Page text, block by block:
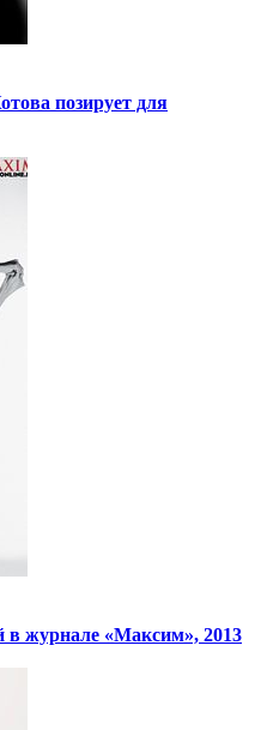
позирует для
в журнале «Максим», 2013